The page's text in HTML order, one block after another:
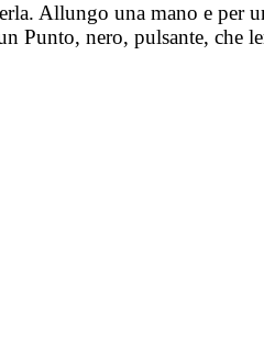
Allungo una mano e per
Punto, nero, pulsante, che